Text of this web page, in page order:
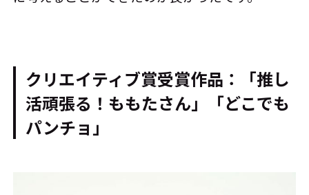
クリエイティブ賞受賞作品：「推し
活頑張る！ももたさん」「どこでも
パンチョ」